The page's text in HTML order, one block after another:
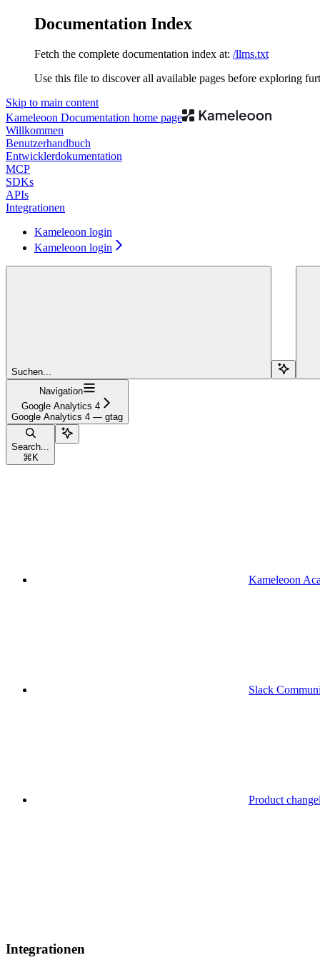
Documentation Index
Fetch the complete documentation index at: /llms.txt
Use this file to discover all available pages before exploring
Skip to main content
Kameleoon Documentation home page
Willkommen
Benutzerhandbuch
Entwicklerdokumentation
MCP
SDKs
APIs
Integrationen
Kameleoon login
Kameleoon login
Suchen...
Navigation
Google Analytics 4
Google Analytics 4 — gtag
Search...
⌘ K
Kameleoon
Slack
Product
Integrationen